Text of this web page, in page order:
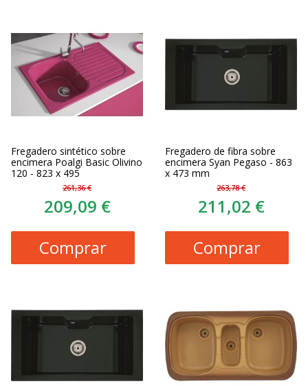
Fregadero sintético sobre
encimera Poalgi Basic Olivino
120 - 823 x 495
261,36 €
209,09 €
Comprar
Fregadero de fibra sobre
encimera Syan Pegaso - 863
x 473 mm
263,78 €
211,02 €
Comprar